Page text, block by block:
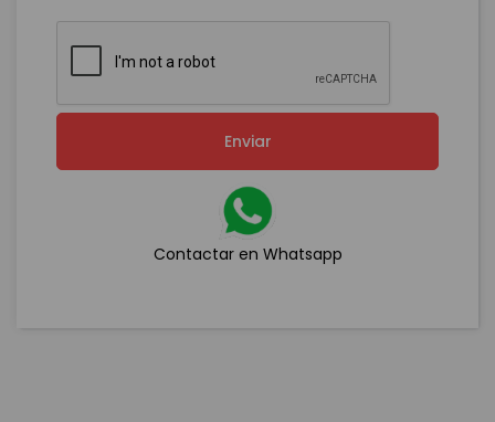
Enviar
Contactar en Whatsapp